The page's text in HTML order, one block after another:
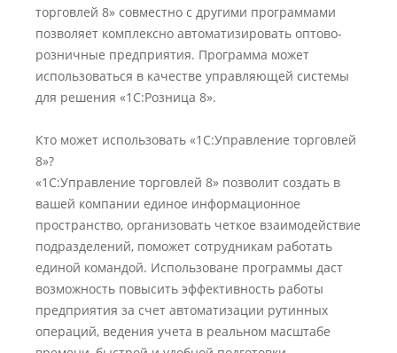
торговлей 8» совместно с другими программами
позволяет комплексно автоматизировать оптово-
розничные предприятия. Программа может
использоваться в качестве управляющей системы
для решения «1С:Розница 8».
Кто может использовать «1С:Управление торговлей
8»?
«1С:Управление торговлей 8» позволит создать в
вашей компании единое информационное
пространство, организовать четкое взаимодействие
подразделений, поможет сотрудникам работать
единой командой. Использоване программы даст
возможность повысить эффективность работы
предприятия за счет автоматизации рутинных
операций, ведения учета в реальном масштабе